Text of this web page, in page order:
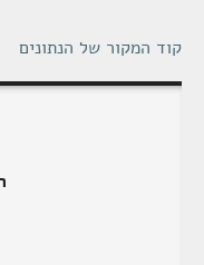
קוד המקור של הנתונים